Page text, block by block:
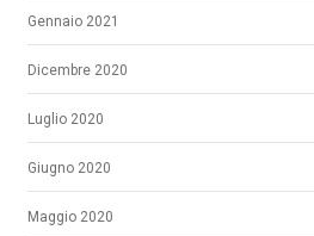
Gennaio 2021
Dicembre 2020
Luglio 2020
Giugno 2020
Maggio 2020